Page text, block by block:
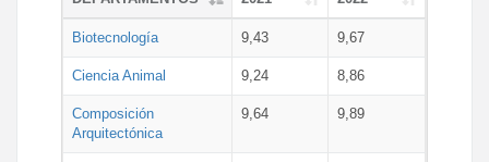
Biotecnología 9,43 9,67
Ciencia Animal 9,24 8,86
Composición
Arquitectónica
9,64 9,89